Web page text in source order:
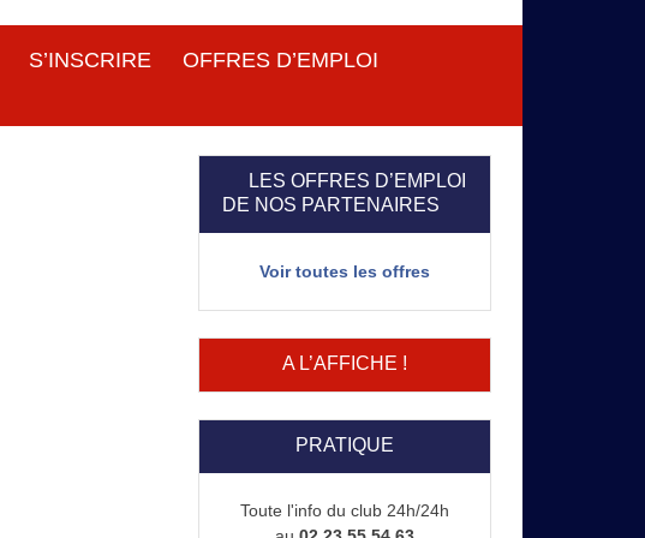
S’INSCRIRE OFFRES D’EMPLOI
LES OFFRES D’EMPLOI
DE NOS PARTENAIRES
Voir toutes les offres
A L’AFFICHE !
PRATIQUE
Toute l'info du club 24h/24h